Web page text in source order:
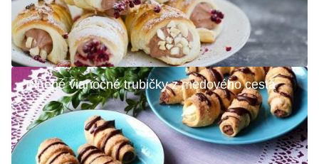
Plnené vianočné trubičky z medového cesta